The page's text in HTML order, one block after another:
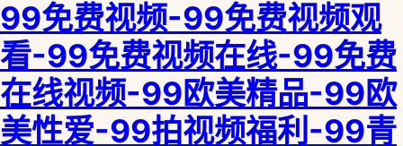
99免费视频-99免费视频观
看-99免费视频在线-99免费
在线视频-99欧美精品-99欧
美性爱-99拍视频福利-99青